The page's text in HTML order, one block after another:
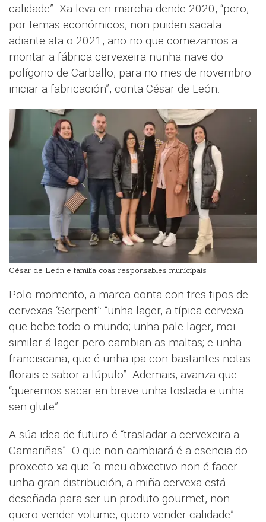
calidade”. Xa leva en marcha dende 2020, “pero,
por temas económicos, non puiden sacala
adiante ata o 2021, ano no que comezamos a
montar a fábrica cervexeira nunha nave do
polígono de Carballo, para no mes de novembro
iniciar a fabricación”, conta César de León.
César de León e familia coas responsables municipais
Polo momento, a marca conta con tres tipos de
cervexas ‘Serpent’: “unha lager, a típica cervexa
que bebe todo o mundo; unha pale lager, moi
similar á lager pero cambian as maltas; e unha
franciscana, que é unha ipa con bastantes notas
florais e sabor a lúpulo”. Ademais, avanza que
“queremos sacar en breve unha tostada e unha
sen glute”.
A súa idea de futuro é “trasladar a cervexeira a
Camariñas”. O que non cambiará é a esencia do
proxecto xa que “o meu obxectivo non é facer
unha gran distribución, a miña cervexa está
deseñada para ser un produto gourmet, non
quero vender volume, quero vender calidade”.